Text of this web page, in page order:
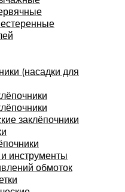
(насадки для
заклёпочники
инструменты
обмоток